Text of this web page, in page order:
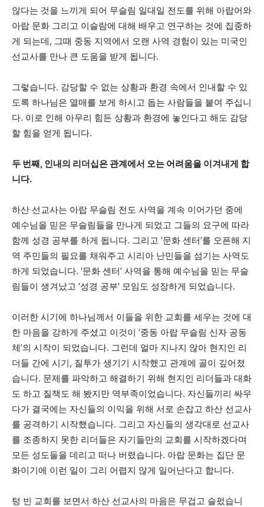
않다는 것을 느끼게 되어 무슬림 일대일 전도를 위해 아랍어와
아랍 문화 그리고 이슬람에 대해 배우고 연구하는 것에 집중하
게 되는데, 그때 중동 지역에서 오랜 사역 경험이 있는 미국인
선교사를 만나 큰 도움을 받게 됩니다.
그렇습니다. 감당할 수 없는 상황과 환경 속에서 인내할 수 있
도록 하나님은 열매를 보게 하시고 돕는 사람들을 붙여 주십니
다. 이로 인해 아무리 힘든 상황과 환경에 놓인다고 해도 감당
할 힘을 얻게 됩니다.
두 번째, 인내의 리더십은 관계에서 오는 어려움을 이겨내게 합
니다.
하산 선교사는 아랍 무슬림 전도 사역을 계속 이어가던 중에
예수님을 믿은 무슬림들을 만나게 되었고 그들의 요구에 따라
함께 성경 공부를 하게 됩니다. 그리고 ‘문화 센터’를 오픈해 지
역 주민들의 필요를 채워주고 시리아 난민들을 섬기는 사역도
하게 되었습니다. ‘문화 센터’ 사역을 통해 예수님을 믿는 무슬
림들이 생겨났고 ‘성경 공부’ 모임도 성장하게 되었습니다.
이러한 시기에 하나님께서 이들을 위한 교회를 세우는 것에 대
한 마음을 강하게 주셨고 이것이 ‘중동 아랍 무슬림 신자 공동
체’의 시작이 되었습니다. 그런데 얼마 지나지 않아 현지인 리
더들 간에 시기, 질투가 생기기 시작했고 관계에 골이 깊어졌
습니다. 문제를 파악하고 해결하기 위해 현지인 리더들과 대화
도 하고 질책도 해 봤지만 역부족이었습니다. 자신들끼리 싸우
다가 결국에는 자신들의 이익을 위해 서로 손잡고 하산 선교사
를 공격하기 시작했습니다. 그리고 자신들의 생각대로 선교사
를 조종하지 못한 리더들은 자기들만의 교회를 시작하겠다며
모든 성도들을 데리고 떠나 버렸습니다. 아랍 문화는 집단 문
화이기에 이런 일이 그리 어렵지 않게 일어난다고 합니다.
텅 빈 교회를 보면서 하산 선교사의 마음은 무겁고 슬펐습니